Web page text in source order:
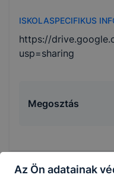
ISKOLASPECIFIKUS
https://
usp=sharing
Megosztás
Az Ön adatainak